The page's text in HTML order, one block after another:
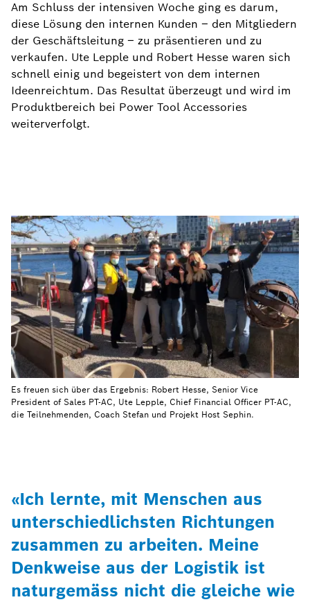
Am Schluss der intensiven Woche ging es darum,
diese Lösung den internen Kunden – den Mitgliedern
der Geschäftsleitung – zu präsentieren und zu
verkaufen. Ute Lepple und Robert Hesse waren sich
schnell einig und begeistert von dem internen
Ideenreichtum. Das Resultat überzeugt und wird im
Produktbereich bei Power Tool Accessories
weiterverfolgt.
Es freuen sich über das Ergebnis: Robert Hesse, Senior Vice
President of Sales PT-AC, Ute Lepple, Chief Financial Officer PT-AC,
die Teilnehmenden, Coach Stefan und Projekt Host Sephin.
«Ich lernte, mit Menschen aus
unterschiedlichsten Richtungen
zusammen zu arbeiten. Meine
Denkweise aus der Logistik ist
naturgemäss nicht die gleiche wie